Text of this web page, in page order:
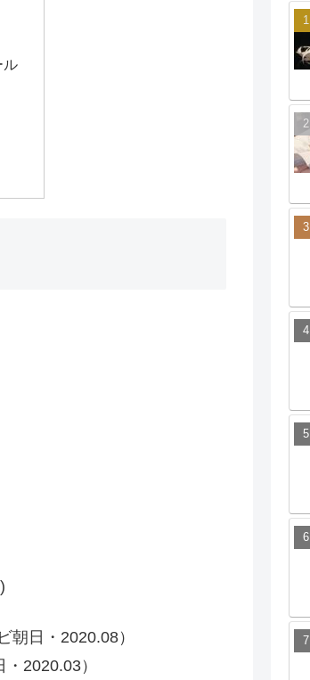
日・2020.08）
2020.03）